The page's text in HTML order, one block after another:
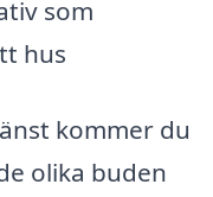
som
hus
kommer du
olika buden